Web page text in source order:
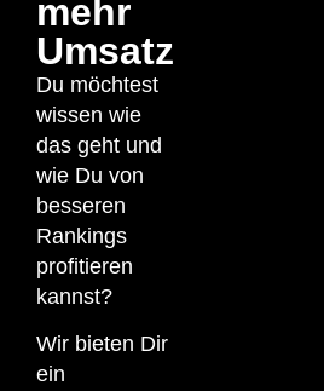
mehr
Umsatz
Du möchtest
wissen wie
das geht und
wie Du von
besseren
Rankings
profitieren
kannst?
Wir bieten Dir
ein